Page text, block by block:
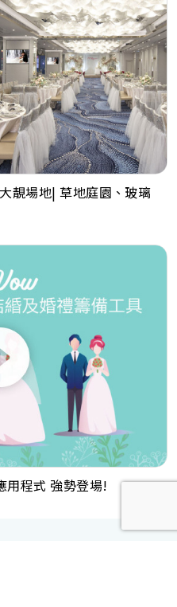
靚場地| 草地庭園、玻璃
用程式 強勢登場!